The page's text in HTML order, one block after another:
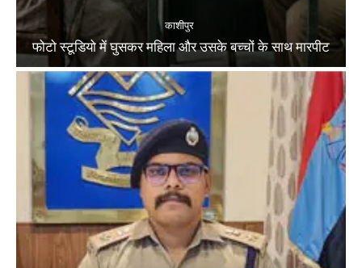
काशीपुर
फोटो स्टूडियो में घुसकर महिला और उसके बच्चों के साथ मारपीट